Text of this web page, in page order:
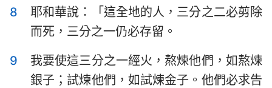
8
9 10 11 12 13 14
8
耶和華說：「這全地的人，三分之二必剪除
而死，三分之一仍必存留。
9
我要使這三分之一經火，熬煉他們，如熬煉
銀子；試煉他們，如試煉金子。他們必求告